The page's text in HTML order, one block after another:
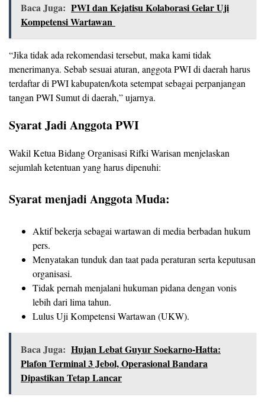
Baca Juga: PWI dan Kejatisu Kolaborasi Gelar Uji
Kompetensi Wartawan
“Jika tidak ada rekomendasi tersebut, maka kami tidak
menerimanya. Sebab sesuai aturan, anggota PWI di daerah harus
terdaftar di PWI kabupaten/kota setempat sebagai perpanjangan
tangan PWI Sumut di daerah,” ujarnya.
Syarat Jadi Anggota PWI
Wakil Ketua Bidang Organisasi Rifki Warisan menjelaskan
sejumlah ketentuan yang harus dipenuhi:
Syarat menjadi Anggota Muda:
Aktif bekerja sebagai wartawan di media berbadan hukum
pers.
Menyatakan tunduk dan taat pada peraturan serta keputusan
organisasi.
Tidak pernah menjalani hukuman pidana dengan vonis
lebih dari lima tahun.
Lulus Uji Kompetensi Wartawan (UKW).
Baca Juga: Hujan Lebat Guyur Soekarno-Hatta:
Plafon Terminal 3 Jebol, Operasional Bandara
Dipastikan Tetap Lancar